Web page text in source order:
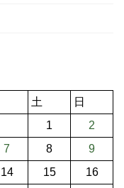
土
日
1
2
7 8
9
14 15
16